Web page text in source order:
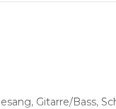
Gitarre/Bass,